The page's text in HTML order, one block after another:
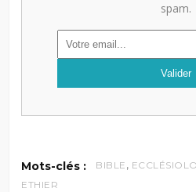
spam.
Mots-clés : BIBLE ,
ETHIER